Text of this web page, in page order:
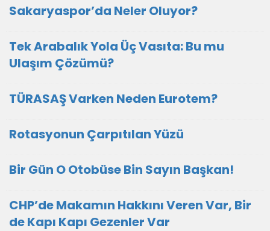
Sakaryaspor’da Neler Oluyor?
Tek Arabalık Yola Üç Vasıta: Bu mu
Ulaşım Çözümü?
TÜRASAŞ Varken Neden Eurotem?
Rotasyonun Çarpıtılan Yüzü
Bir Gün O Otobüse Bin Sayın Başkan!
CHP’de Makamın Hakkını Veren Var, Bir
de Kapı Kapı Gezenler Var